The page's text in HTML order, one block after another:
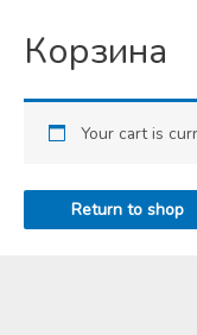
Корзина
Your cart is
Return to shop